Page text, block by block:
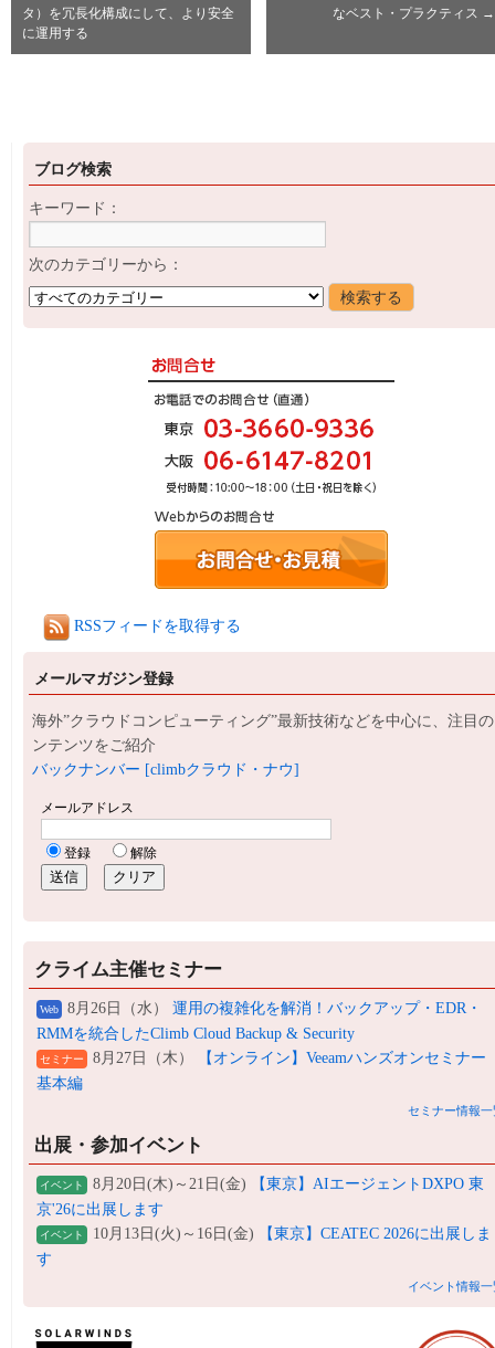
タ）を冗長化構成にして、より安全
に運用する
なベスト・プラクティス →
ブログ検索
キーワード：
次のカテゴリーから：
RSSフィードを取得する
メールマガジン登録
海外”クラウドコンピューティング”最新技術などを中心に、注目
ンテンツをご紹介
バックナンバー [climbクラウド・ナウ]
クライム主催セミナー
Web 8月26日（水） 運用の複雑化を解消！バックアップ・EDR・
RMMを統合したClimb Cloud Backup & Security
セミナー 8月27日（木）
【オンライン】Veeamハンズオンセミナー
基本編
セミナー情報一
出展・参加イベント
イベント 8月20日(木)～21日(金)
【東京】AIエージェントDXPO 東
京'26に出展します
イベント 10月13日(火)～16日(金)
【東京】CEATEC 2026に出展しま
す
イベント情報一